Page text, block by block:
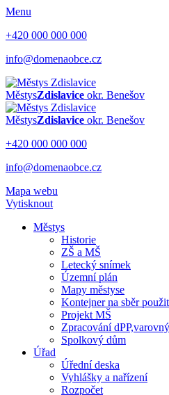
Menu
+420 000 000 000
info@domenaobce.cz
MěstysZdislavice okr. Benešov
MěstysZdislavice okr. Benešov
+420 000 000 000
info@domenaobce.cz
Mapa webu
Vytisknout
Městys
Historie
ZŠ a MŠ
Letecký snímek
Územní plán
Mapy městyse
Kontejner na sběr
Projekt MŠ
Zpracování
Spolkový dům
Úřad
Úřední deska
Vyhlášky a nařízení
Rozpočet